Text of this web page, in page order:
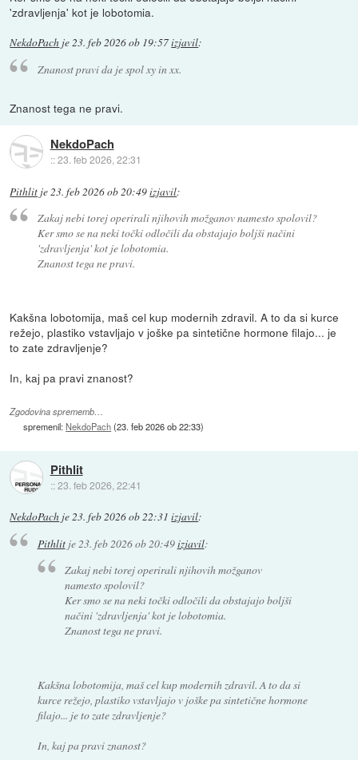
'zdravljenja' kot je lobotomia.
NekdoPach je23. feb 2026 ob 19:57izjavil:
Znanost pravi da je spol xy in xx.
Znanost tega ne pravi.
NekdoPach
::23. feb 2026, 22:31
Pithlit je23. feb 2026 ob 20:49izjavil:
Zakaj nebi torej operirali njihovih možganov namesto spolovil?
Ker smo se na neki točki odločili da obstajajo boljši načini
'zdravljenja' kot je lobotomia.
Znanost tega ne pravi.
Kakšna lobotomija, maš cel kup modernih zdravil. A to da si kurce
režejo, plastiko vstavljajo v joške pa sintetične hormone filajo... je
to zate zdravljenje?
In, kaj pa pravi znanost?
Zgodovina sprememb…
spremenil:NekdoPach(23. feb 2026 ob 22:33)
Pithlit
::23. feb 2026, 22:41
NekdoPach je23. feb 2026 ob 22:31 izjavil:
Pithlitje23. feb 2026 ob 20:49izjavil:
Zakaj nebi torej operirali njihovih možganov
namesto spolovil?
Ker smo se na neki točki odločili da obstajajo boljši
načini 'zdravljenja' kot je lobotomia.
Znanost tega ne pravi.
Kakšna lobotomija, maš cel kup modernih zdravil. A to da si
kurce režejo, plastiko vstavljajo v joške pa sintetične hormone
filajo... je to zate zdravljenje?
In, kaj pa pravi znanost?